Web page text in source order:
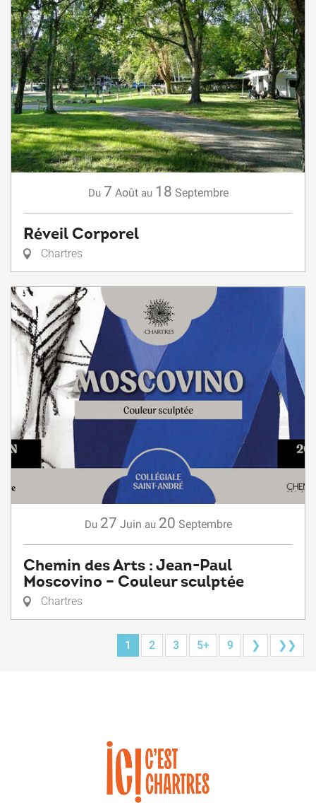
Du 7 Août au 18 Septembre
Réveil Corporel
Chartres
Du 27 Juin au 20 Septembre
Chemin des Arts : Jean-Paul
Moscovino – Couleur sculptée
Chartres
1 2 3 5+ 9 ❯ ❯❯